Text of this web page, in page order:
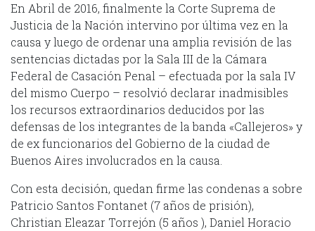
En Abril de 2016, finalmente la Corte Suprema de
Justicia de la Nación intervino por última vez en la
causa y luego de ordenar una amplia revisión de las
sentencias dictadas por la Sala III de la Cámara
Federal de Casación Penal – efectuada por la sala IV
del mismo Cuerpo – resolvió declarar inadmisibles
los recursos extraordinarios deducidos por las
defensas de los integrantes de la banda «Callejeros» y
de ex funcionarios del Gobierno de la ciudad de
Buenos Aires involucrados en la causa.
Con esta decisión, quedan firme las condenas a sobre
Patricio Santos Fontanet (7 años de prisión),
Christian Eleazar Torrejón (5 años ), Daniel Horacio